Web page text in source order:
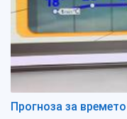
Прогноза за